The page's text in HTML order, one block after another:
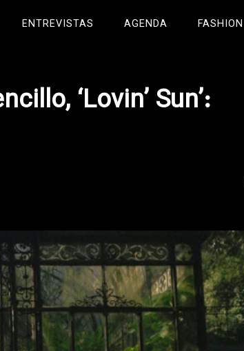
ENTREVISTAS AGENDA FASHION
‘Lovin’ Sun’: